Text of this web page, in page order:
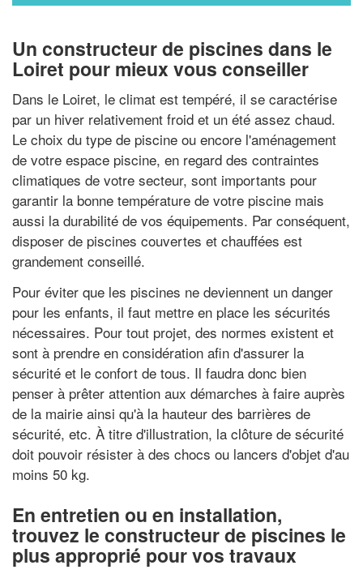
Un constructeur de piscines dans le
Loiret pour mieux vous conseiller
Dans le Loiret, le climat est tempéré, il se caractérise
par un hiver relativement froid et un été assez chaud.
Le choix du type de piscine ou encore l'aménagement
de votre espace piscine, en regard des contraintes
climatiques de votre secteur, sont importants pour
garantir la bonne température de votre piscine mais
aussi la durabilité de vos équipements. Par conséquent,
disposer de piscines couvertes et chauffées est
grandement conseillé.
Pour éviter que les piscines ne deviennent un danger
pour les enfants, il faut mettre en place les sécurités
nécessaires. Pour tout projet, des normes existent et
sont à prendre en considération afin d'assurer la
sécurité et le confort de tous. Il faudra donc bien
penser à prêter attention aux démarches à faire auprès
de la mairie ainsi qu'à la hauteur des barrières de
sécurité, etc. À titre d'illustration, la clôture de sécurité
doit pouvoir résister à des chocs ou lancers d'objet d'au
moins 50 kg.
En entretien ou en installation,
trouvez le constructeur de piscines le
plus approprié pour vos travaux